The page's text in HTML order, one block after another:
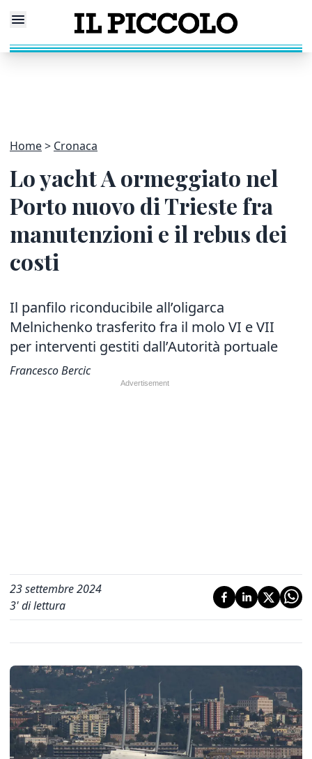
Home Cronaca
Lo yacht A ormeggiato nel
Porto nuovo di Trieste fra
manutenzioni e il rebus dei
costi
Il panfilo riconducibile all’oligarca
Melnichenko trasferito fra il molo VI e VII
per interventi gestiti dall’Autorità portuale
Francesco Bercic
23 settembre 2024
3' di lettura